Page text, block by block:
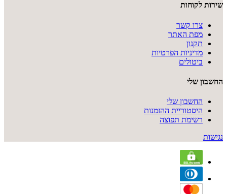
שירות לקוחות
צרו קשר
מפת האתר
תקנון
מדיניות הפרטיות
ביטולים
החשבון שלי
החשבון שלי
היסטוריית ההזמנות
רשימת תפוצה
נגישות